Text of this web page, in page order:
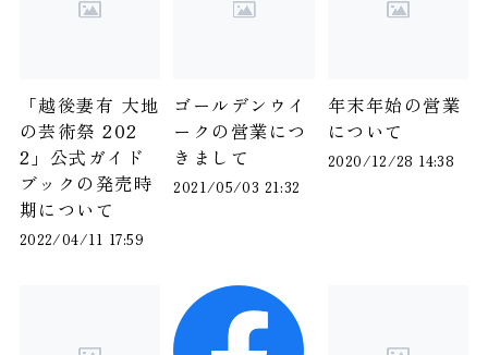
「越後妻有 大地
の芸術祭 202
2」公式ガイド
ブックの発売時
期について
2022/04/11 17:59
ゴールデンウイ
ークの営業につ
きまして
2021/05/03 21:32
年末年始の営業
について
2020/12/28 14:38